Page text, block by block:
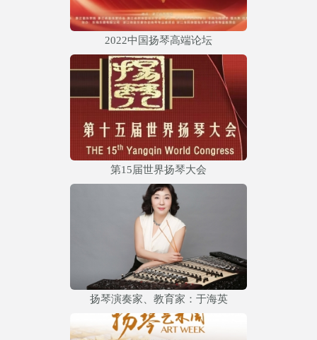
2022中国扬琴高端论坛
第15届世界扬琴大会
扬琴演奏家、教育家：于海英